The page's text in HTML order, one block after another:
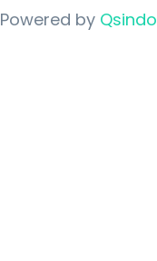
Powered by Qsindo